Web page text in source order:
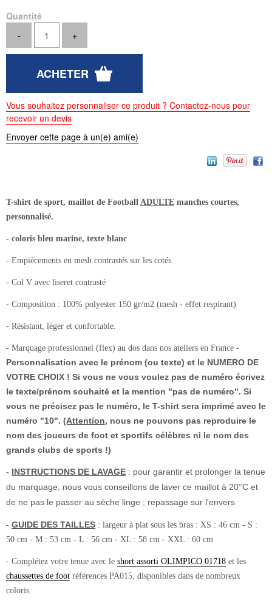
Quantité
Vous souhaitez personnaliser ce produit ? Contactez-nous pour
recevoir un devis
Envoyer cette page à un(e) ami(e)
T-shirt de sport, maillot de Football ADULTE manches courtes,
personnalisé.
- coloris bleu marine, texte blanc
- Empiècements en mesh contrastés sur les cotés
- Col V avec liseret contrasté
- Composition : 100% polyester 150 gr/m2 (mesh - effet respirant)
- Résistant, léger et confortable.
- Marquage professionnel (flex) au dos dans nos ateliers en France -
Personnalisation avec le prénom (ou texte) et le NUMERO DE
VOTRE CHOIX ! Si vous ne vous voulez pas de numéro écrivez
le texte/prénom souhaité et la mention "pas de numéro". Si
vous ne précisez pas le numéro, le T-shirt sera imprimé avec le
numéro "10". (Attention, nous ne pouvons pas reproduire le
nom des joueurs de foot et sportifs célèbres ni le nom des
grands clubs de sports !)
- INSTRUCTIONS DE LAVAGE : pour garantir et prolonger la tenue
du marquage, nous vous conseillons de laver ce maillot à 20°C et
de ne pas le passer au sèche linge ; repassage sur l'envers
- GUIDE DES TAILLES : largeur à plat sous les bras : XS : 46 cm - S :
50 cm - M : 53 cm - L : 56 cm - XL : 58 cm - XXL : 60 cm
- Complétez votre tenue avec le short assorti OLIMPICO 01718 et les
chaussettes de foot références PA015, disponibles dans de nombreux
coloris.